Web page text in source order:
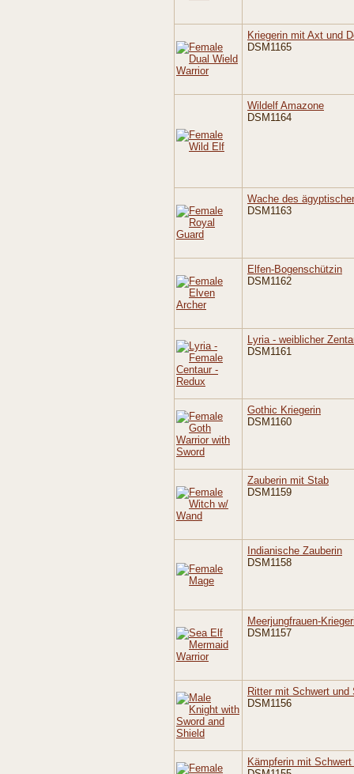
Kriegerin mit Axt und
DSM1165
Wildelf Amazone
DSM1164
Wache des
DSM1163
Elfen-Bogenschützin
DSM1162
Lyria - weiblicher
DSM1161
Gothic Kriegerin
DSM1160
Zauberin mit Stab
DSM1159
Indianische Zauberin
DSM1158
Meerjungfrauen-
DSM1157
Ritter mit Schwert und
DSM1156
Kämpferin mit